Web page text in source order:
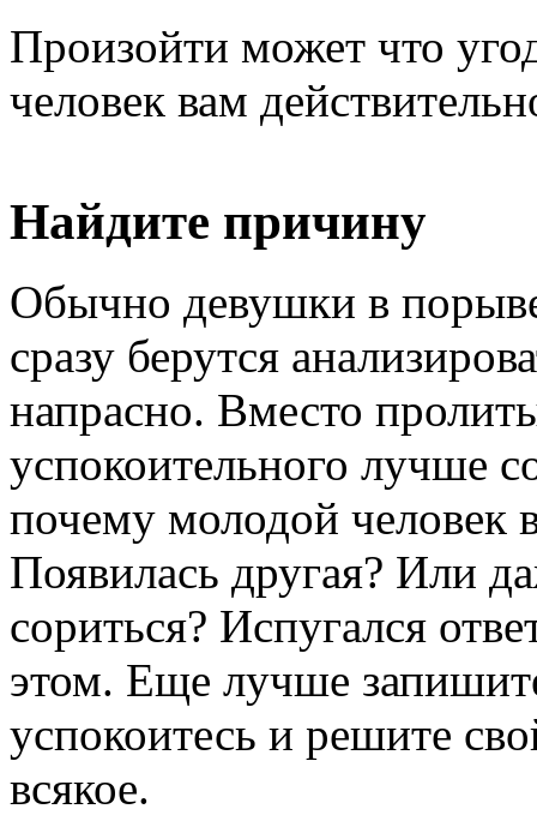
Произойти может что
человек вам
Найдите причину
Обычно девушки в
сразу берутся
напрасно. Вместо
успокоительного лучше
почему молодой человек
Появилась другая? Или
сориться? Испугался
этом. Еще лучше
успокоитесь и решите
всякое.